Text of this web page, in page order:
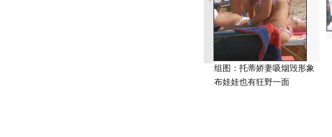
组图：托蒂娇妻吸烟毁形象
布娃娃也有狂野一面